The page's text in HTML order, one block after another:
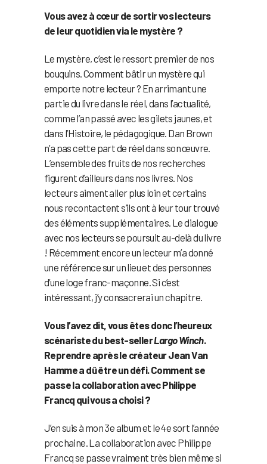
Vous avez à cœur de sortir vos lecteurs
de leur quotidien via le mystère ?
Le mystère, c’est le ressort premier de nos
bouquins. Comment bâtir un mystère qui
emporte notre lecteur ? En arrimant une
partie du livre dans le réel, dans l’actualité,
comme l’an passé avec les gilets jaunes, et
dans l’Histoire, le pédagogique. Dan Brown
n’a pas cette part de réel dans son œuvre.
L’ensemble des fruits de nos recherches
figurent d’ailleurs dans nos livres. Nos
lecteurs aiment aller plus loin et certains
nous recontactent s’ils ont à leur tour trouvé
des éléments supplémentaires. Le dialogue
avec nos lecteurs se poursuit au-delà du livre
! Récemment encore un lecteur m’a donné
une référence sur un lieu et des personnes
d’une loge franc-maçonne. Si c’est
intéressant, j’y consacrerai un chapitre.
Vous l’avez dit, vous êtes donc l’heureux
scénariste du best-sellerLargo Winch.
Reprendre après le créateur Jean Van
Hamme a dû être un défi. Comment se
passe la collaboration avec Philippe
Francq qui vous a choisi ?
J’en suis à mon 3e album et le 4e sort l’année
prochaine. La collaboration avec Philippe
Francq se passe vraiment très bien même si